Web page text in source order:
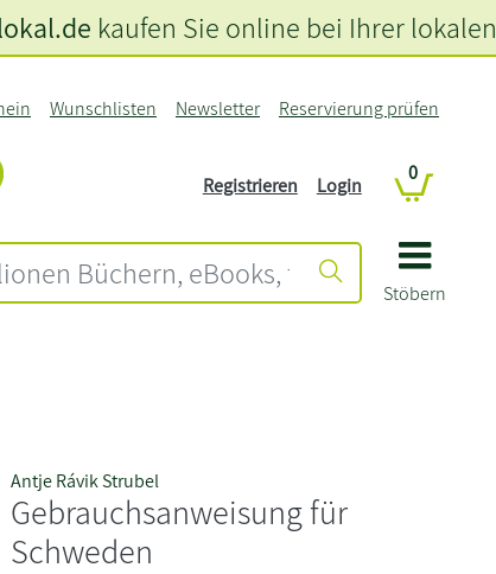
Stöbern
Wunschlisten Newsletter Reservierung prüfen
Registrieren Login
0
kaufen Sie online bei Ihrer lokalen
Antje Rávik Strubel
Gebrauchsanweisung für
Schweden